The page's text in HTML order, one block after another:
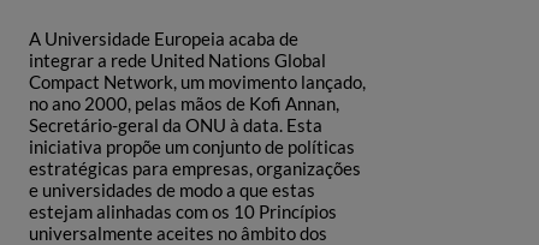
A Universidade Europeia acaba de
integrar a rede United Nations Global
Compact Network, um movimento lançado,
no ano 2000, pelas mãos de Kofi Annan,
Secretário-geral da ONU à data. Esta
iniciativa propõe um conjunto de políticas
estratégicas para empresas, organizações
e universidades de modo a que estas
estejam alinhadas com os 10 Princípios
universalmente aceites no âmbito dos